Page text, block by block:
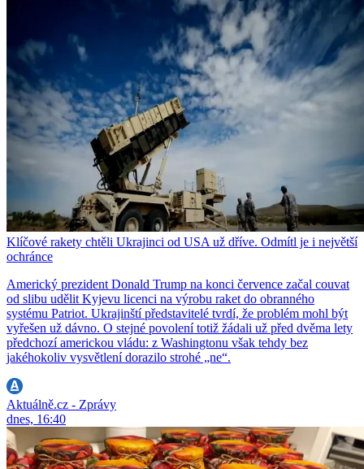
Klíčové rakety chtěli Ukrajinci od USA už dříve. Odmítl je i největší
ochránce
Americký prezident Donald Trump na konci července začal couvat
od slibu udělit Kyjevu licenci na výrobu raket do obranného
systému Patriot. Ukrajinští představitelé tvrdí, že problém mohl být
vyřešen už dávno. O stejné povolení totiž žádali už před dvěma lety
předchozí americkou vládu: z Washingtonu však tehdy bez
jakéhokoliv vysvětlení dorazilo strohé „ne“.
Aktuálně.cz - Zprávy
dnes, 16:40